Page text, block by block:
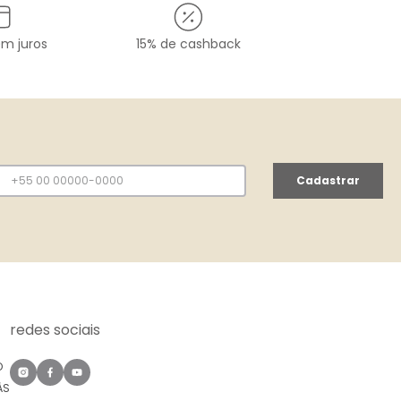
juros 15% de cashback
Cadastrar
redes sociais